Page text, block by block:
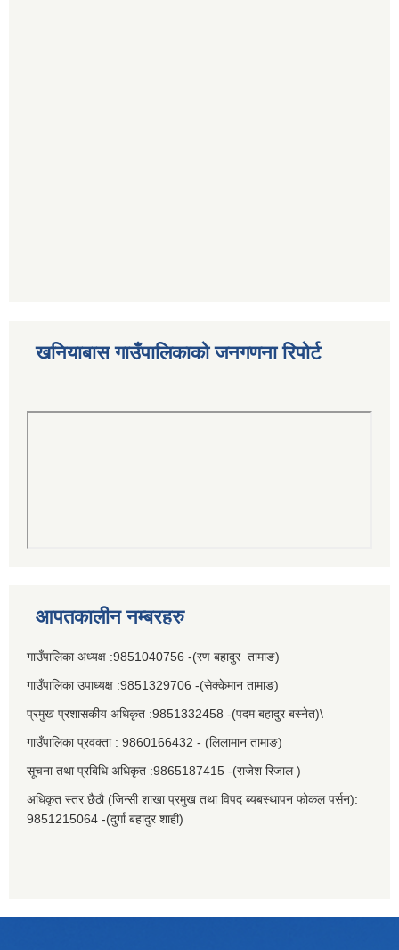
खनियाबास गाउँपालिकाको जनगणना रिपोर्ट
आपतकालीन नम्बरहरु
गाउँपालिका अध्यक्ष :9851040756 -(रण बहादुर तामाङ)
गाउँपालिका उपाध्यक्ष :9851329706 -(सेक्केमान तामाङ)
प्रमुख प्रशासकीय अधिकृत :9851332458 -(पदम बहादुर बस्नेत)\
गाउँपालिका प्रवक्ता : 9860166432 - (लिलामान तामाङ)
सूचना तथा प्रबिधि अधिकृत :9865187415 -(राजेश रिजाल )
अधिकृत स्तर छैठौ (जिन्सी शाखा प्रमुख तथा विपद ब्यबस्थापन फोकल पर्सन):
9851215064 -(दुर्गा बहादुर शाही)